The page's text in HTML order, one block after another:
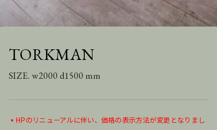
TORKMAN
SIZE. w2000 d1500 mm
▪️HPのリニューアルに伴い、価格の表示方法が変更となりまし